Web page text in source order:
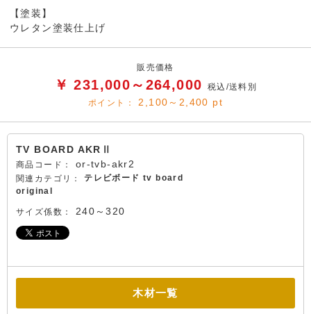
【塗装】
ウレタン塗装仕上げ
販売価格
￥ 231,000～264,000
税込/送料別
ポイント：
2,100～2,400 pt
TV BOARD AKRⅡ
商品コード： or-tvb-akr2
関連カテゴリ：
テレビボード tv board
original
サイズ係数： 240～320
木材一覧